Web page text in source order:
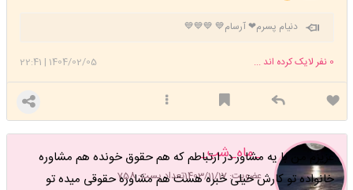
دنیام پسرم❤ آرسام💙 💙💙💙
1404/02/05
|
22:41 0 نفر لایک کرده اند ...
_ماه_شب_
عضویت: 1403/11/17 تعداد پست: 758
عزیزم من با یه مشاور در ارتباطم که هم حقوق خونده هم مشاوره
خانواده تو کارش خیلی خبره هست هم مشاوره حقوقی میده تو